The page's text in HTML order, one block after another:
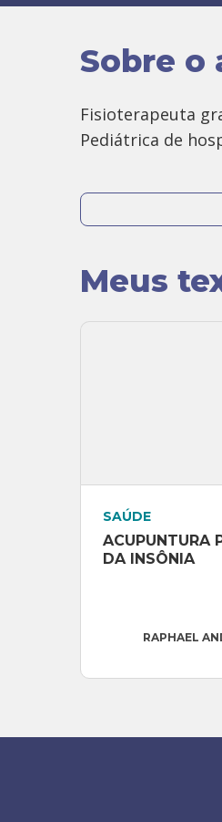
Sobre o
Fisioterapeuta
Pediátrica de
É especialista
Meus
SAÚDE
ACUPUNTURA
DA INSÔNIA
RAPHAEL